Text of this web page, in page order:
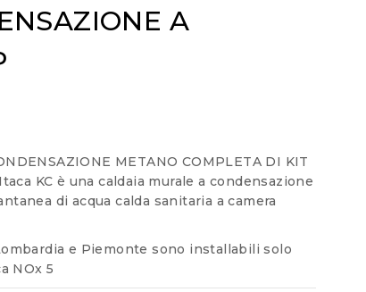
A
METANO COMPLETA DI KIT
KC è una caldaia murale a condensazione
di acqua calda sanitaria a camera
e Piemonte sono installabili solo
NOx 5